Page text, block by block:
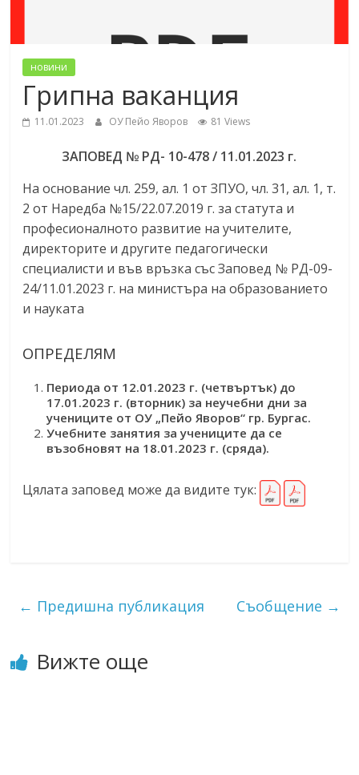
новини
Грипна ваканция
11.01.2023 ОУ Пейо Яворов 81 Views
ЗАПОВЕД № РД- 10-478 / 11.01.2023 г.
На основание чл. 259, ал. 1 от ЗПУО, чл. 31, ал. 1, т.
2 от Наредба №15/22.07.2019 г. за статута и
професионалното развитие на учителите,
директорите и другите педагогически
специалисти и във връзка със Заповед № РД-09-
24/11.01.2023 г. на министъра на образованието
и науката
ОПРЕДЕЛЯМ
Периода от 12.01.2023 г. (четвъртък) до
17.01.2023 г. (вторник) за неучебни дни за
учениците от ОУ „Пейо Яворов“ гр. Бургас.
Учебните занятия за учениците да се
възобновят на 18.01.2023 г. (сряда).
Цялата заповед може да видите тук:
← Предишна публикация Съобщение →
Вижте още